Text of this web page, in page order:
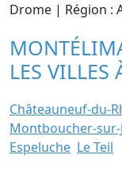
Drome | Région :
LES VILLES
Châteauneuf-du-
Montboucher-sur-
Espeluche Le Teil